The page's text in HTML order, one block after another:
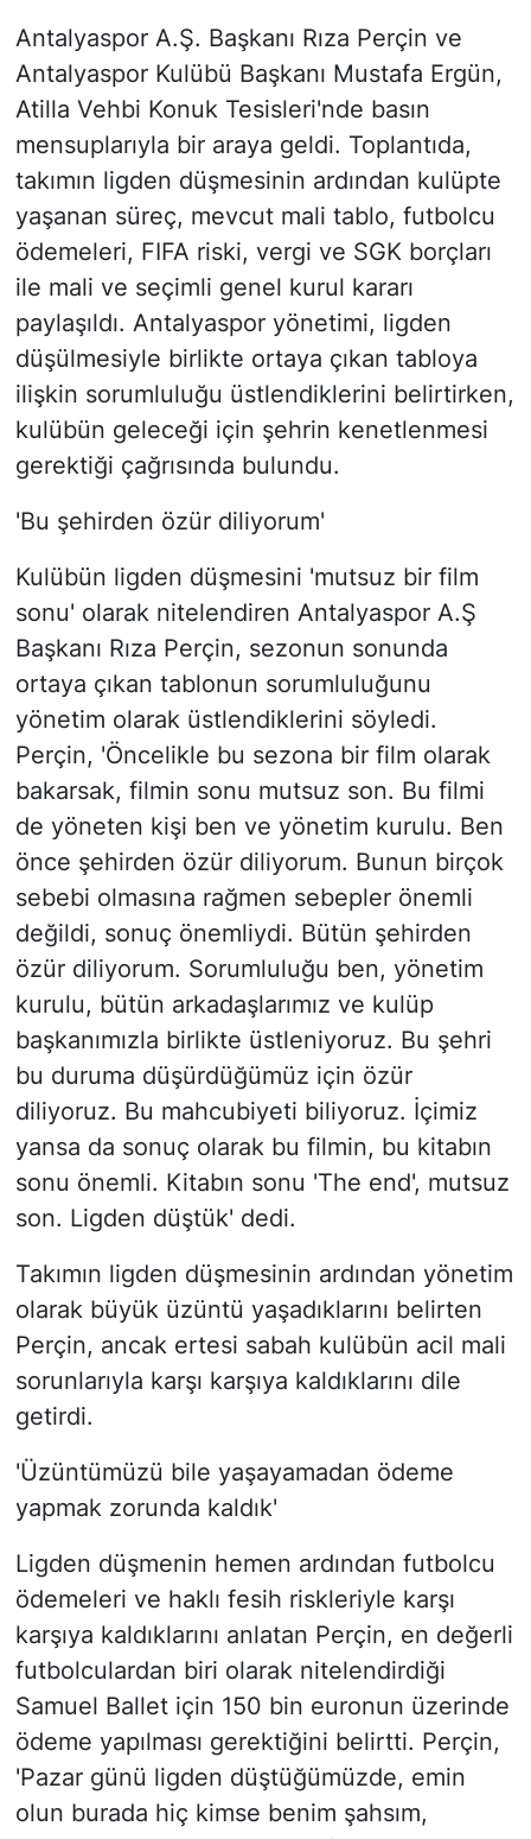
Antalyaspor A.Ş. Başkanı Rıza Perçin ve
Antalyaspor Kulübü Başkanı Mustafa Ergün,
Atilla Vehbi Konuk Tesisleri'nde basın
mensuplarıyla bir araya geldi. Toplantıda,
takımın ligden düşmesinin ardından kulüpte
yaşanan süreç, mevcut mali tablo, futbolcu
ödemeleri, FIFA riski, vergi ve SGK borçları
ile mali ve seçimli genel kurul kararı
paylaşıldı. Antalyaspor yönetimi, ligden
düşülmesiyle birlikte ortaya çıkan tabloya
ilişkin sorumluluğu üstlendiklerini belirtirken,
kulübün geleceği için şehrin kenetlenmesi
gerektiği çağrısında bulundu.
'Bu şehirden özür diliyorum'
Kulübün ligden düşmesini 'mutsuz bir film
sonu' olarak nitelendiren Antalyaspor A.Ş
Başkanı Rıza Perçin, sezonun sonunda
ortaya çıkan tablonun sorumluluğunu
yönetim olarak üstlendiklerini söyledi.
Perçin, 'Öncelikle bu sezona bir film olarak
bakarsak, filmin sonu mutsuz son. Bu filmi
de yöneten kişi ben ve yönetim kurulu. Ben
önce şehirden özür diliyorum. Bunun birçok
sebebi olmasına rağmen sebepler önemli
değildi, sonuç önemliydi. Bütün şehirden
özür diliyorum. Sorumluluğu ben, yönetim
kurulu, bütün arkadaşlarımız ve kulüp
başkanımızla birlikte üstleniyoruz. Bu şehri
bu duruma düşürdüğümüz için özür
diliyoruz. Bu mahcubiyeti biliyoruz. İçimiz
yansa da sonuç olarak bu filmin, bu kitabın
sonu önemli. Kitabın sonu 'The end', mutsuz
son. Ligden düştük' dedi.
Takımın ligden düşmesinin ardından yönetim
olarak büyük üzüntü yaşadıklarını belirten
Perçin, ancak ertesi sabah kulübün acil mali
sorunlarıyla karşı karşıya kaldıklarını dile
getirdi.
'Üzüntümüzü bile yaşayamadan ödeme
yapmak zorunda kaldık'
Ligden düşmenin hemen ardından futbolcu
ödemeleri ve haklı fesih riskleriyle karşı
karşıya kaldıklarını anlatan Perçin, en değerli
futbolculardan biri olarak nitelendirdiği
Samuel Ballet için 150 bin euronun üzerinde
ödeme yapılması gerektiğini belirtti. Perçin,
'Pazar günü ligden düştüğümüzde, emin
olun burada hiç kimse benim şahsım,